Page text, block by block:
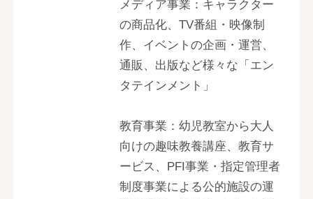
メディア事業：キャラクター
の商品化、TV番組・映像制
作、イベントの企画・運営、
通販、出版など様々な「エン
タテインメント」
教育事業：幼児教室から大人
向けの趣味教養講座、教育サ
ービス、PFI事業・指定管理者
制度事業による公的施設の運